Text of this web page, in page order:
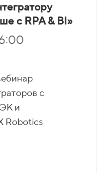
с RPA & BI»
с
и
Robotics